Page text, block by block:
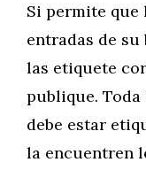
Si permite que
entradas de
las etiquete
publique.
debe estar
la encuentren